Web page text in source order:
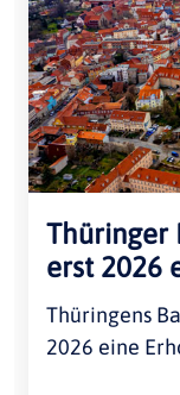
Thüringer
erst 2026
Thüringens
2026 eine